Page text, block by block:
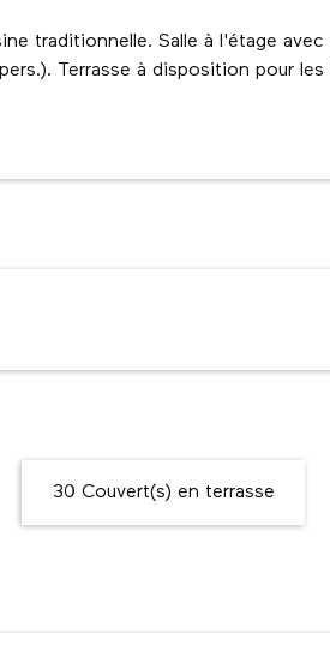
traditionnelle. Salle à l'étage
Terrasse à disposition pour les
30 Couvert(s) en terrasse